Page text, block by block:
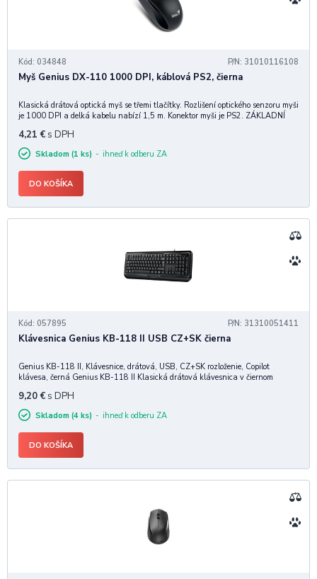
Kód: 034848 P/N: 31010116108
Myš Genius DX-110 1000 DPI, káblová PS2, čierna
Klasická drátová optická myš se třemi tlačítky. Rozlišení optického senzoru myši
je 1000 DPI a delká kabelu nabízí 1,5 m. Konektor myši je PS2. ZÁKLADNÍ
m Hmotnost:
4,21 € s DPH
Skladom (1 ks) ihneď k odberu ZA
DO KOŠÍKA
Kód: 057895 P/N: 31310051411
Klávesnica Genius KB-118 II USB CZ+SK čierna
Genius KB-118 II, Klávesnice, drátová, USB, CZ+SK rozloženie, Copilot
klávesa, černá Genius KB-118 II Klasická drátová klávesnica v čiernom
maximálny komfort. Je vybavená nízkoprof
9,20 € s DPH
Skladom (4 ks) ihneď k odberu ZA
DO KOŠÍKA